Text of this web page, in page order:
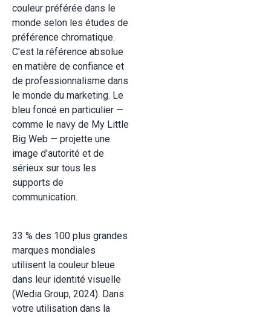
couleur préférée dans le
monde selon les études de
préférence chromatique.
C'est la référence absolue
en matière de confiance et
de professionnalisme dans
le monde du marketing. Le
bleu foncé en particulier —
comme le navy de My Little
Big Web — projette une
image d'autorité et de
sérieux sur tous les
supports de
communication.
33 % des 100 plus grandes
marques mondiales
utilisent la couleur bleue
dans leur identité visuelle
(Wedia Group, 2024). Dans
votre utilisation dans la